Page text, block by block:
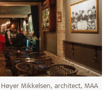
Mikkelsen, architect, MAA